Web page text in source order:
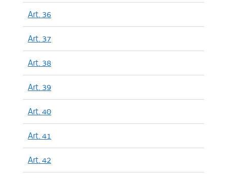
Art. 36
Art. 37
Art. 38
Art. 39
Art. 40
Art. 41
Art. 42